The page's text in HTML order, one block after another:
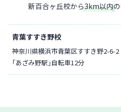
新百合ヶ丘校から3km以内
青葉すすき野校
神奈川県横浜市青葉区すすき野2-6-2
「あざみ野駅」自転車12分